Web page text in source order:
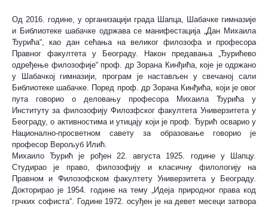
Од 2016. године, у организацији града Шапца, Шабачке гимназије
и Библиотеке шабачке одржава се манифестација „Дан Михаила
Ђурића“, као дан сећања на великог филозофа и професора
Правног факултета у Београду. Након предавања „Ђурићево
одређење филозофије“ проф. др Зорана Кинђића, које је одржано
у Шабачкој гимназији, програм је настављен у свечаној сали
Библиотеке шабачке. Поред проф. др Зорана Кинђића, који је овог
пута говорио о деловању професора Михаила Ђурића у
Институту за филозофију Филозфског факултета Универзитета у
Београду, о активностима и утицају који је проф. Ђурић осварио у
Национално-просветном савету за образовање говорио је
професор Верољуб Илић.
Михаило Ђурић је рођен 22. августа 1925. године у Шапцу.
Студирао је право, филозофију и класичну филологију на
Правном и Филозофском факултету Универзитета у Београду.
Докторирао је 1954. године на тему „Идеја природног права код
грчких софиста“. Године 1972. осуђен је на девет месеци затвора